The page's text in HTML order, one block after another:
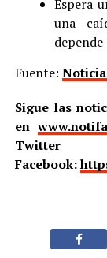
Espera
una
Fuente:
Sigue las
en
Facebook: